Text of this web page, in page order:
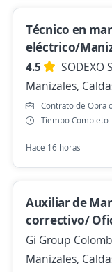
4,5
Manizales,
$ 1.751.000,00
Hace 7 días
Técnico en
Importante
Manizales,
Hace 7 días
Empleo
Técnico en
eléctrico/
4.5
SODEXO
Manizales,
Contrato de Obra
Tiempo Completo
Hace 16 horas
Auxiliar de
correctivo/
Gi Group
Manizales,